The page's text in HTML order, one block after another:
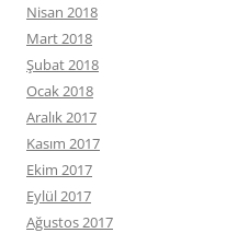
Nisan 2018
Mart 2018
Şubat 2018
Ocak 2018
Aralık 2017
Kasım 2017
Ekim 2017
Eylül 2017
Ağustos 2017